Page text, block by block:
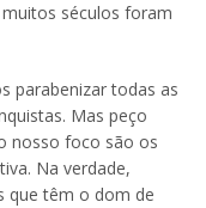
séculos foram
parabenizar todas as
Mas peço
nosso foco são os
Na verdade,
que têm o dom de